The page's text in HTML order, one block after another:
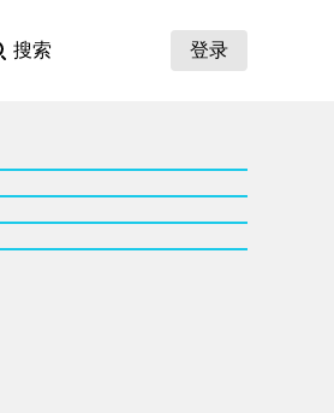
搜索 登录